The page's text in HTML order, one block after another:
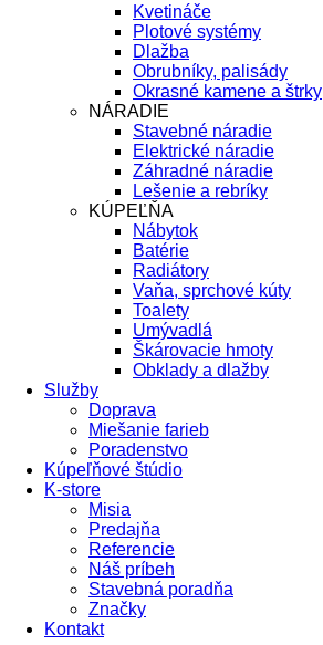
Kvetináče
Plotové systémy
Dlažba
Obrubníky, palisády
Okrasné kamene a štrky
NÁRADIE
Stavebné náradie
Elektrické náradie
Záhradné náradie
Lešenie a rebríky
KÚPEĽŇA
Nábytok
Batérie
Radiátory
Vaňa, sprchové kúty
Toalety
Umývadlá
Škárovacie hmoty
Obklady a dlažby
Služby
Doprava
Miešanie farieb
Poradenstvo
Kúpeľňové štúdio
K-store
Misia
Predajňa
Referencie
Náš príbeh
Stavebná poradňa
Značky
Kontakt